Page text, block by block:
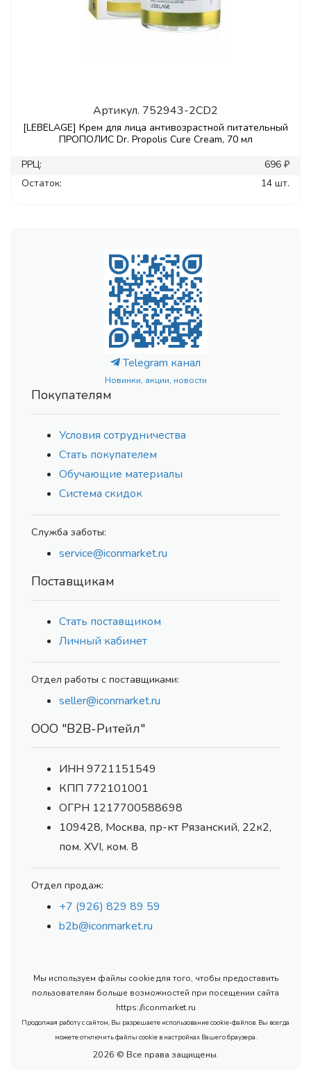
Артикул. 752943-2CD2
[LEBELAGE] Крем для лица антивозрастной питательный
ПРОПОЛИС Dr. Propolis Cure Cream, 70 мл
РРЦ:
696 ₽
Остаток:
14 шт.
Telegram канал
Новинки, акции, новости
Покупателям
Условия сотрудничества
Стать покупателем
Обучающие материалы
Система скидок
Служба заботы:
service@iconmarket.ru
Поставщикам
Стать поставщиком
Личный кабинет
Отдел работы с поставщиками:
seller@iconmarket.ru
ООО "В2В-Ритейл"
ИНН 9721151549
КПП 772101001
ОГРН 1217700588698
109428, Москва, пр-кт Рязанский, 22к2,
пом. XVI, ком. 8
Отдел продаж:
+7 (926) 829 89 59
b2b@iconmarket.ru
Мы используем файлы cookie для того, чтобы предоставить
пользователям больше возможностей при посещении сайта
https://iconmarket.ru
Продолжая работу с сайтом, Вы разрешаете использование cookie-файлов. Вы всегда
можете отключить файлы cookie в настройках Вашего браузера.
2026 © Все права защищены.